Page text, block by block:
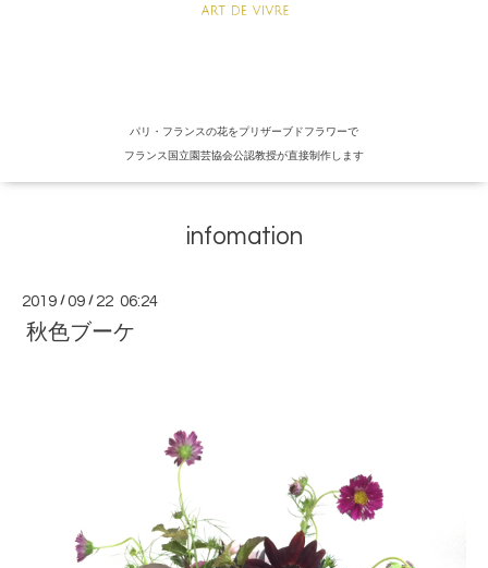
パリ・フランスの花をプリザーブドフラワーで
フランス国立園芸協会公認教授が直接制作します
infomation
2019 /09 / 22 06:24
秋色ブーケ